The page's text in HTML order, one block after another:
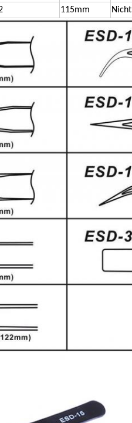
115mm Nicht